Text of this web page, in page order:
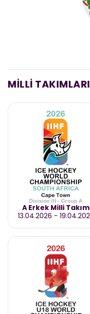
MİLLİ
A Erkek Milli Takım
13.04.2026 -